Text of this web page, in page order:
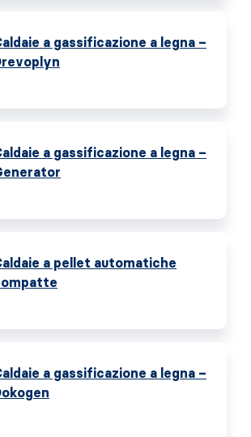
a gassificazione a legna –
a gassificazione a legna –
a pellet automatiche
a gassificazione a legna –